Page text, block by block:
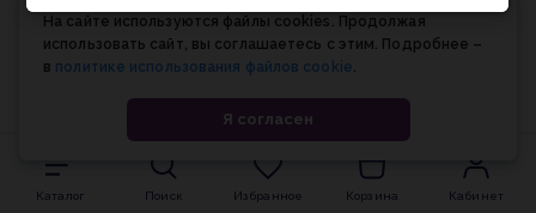
Каталог Поиск Избранное Корзина Кабинет
На сайте используются файлы cookies. Продолжая
использовать сайт, вы соглашаетесь с этим. Подробнее –
в политике использования файлов cookie.
Я согласен